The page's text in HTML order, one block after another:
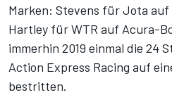
Marken: Stevens für Jota auf
Hartley für WTR auf Acura-
immerhin 2019 einmal die 24
Action Express Racing auf
bestritten.